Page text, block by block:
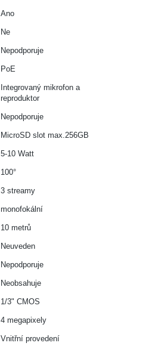
Ano
Ne
Nepodporuje
PoE
Integrovaný mikrofon a
reproduktor
Nepodporuje
MicroSD slot max.256GB
5-10 Watt
100°
3 streamy
monofokální
10 metrů
Neuveden
Nepodporuje
Neobsahuje
1/3" CMOS
4 megapixely
Vnitřní provedení